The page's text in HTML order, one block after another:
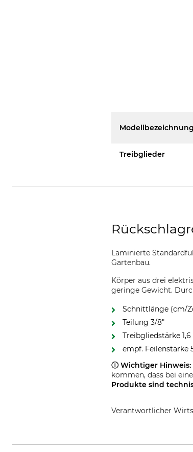
Modellbezeichnung
Treibglieder
Laminierte
Gartenbau.
Körper aus drei
geringe Gewicht.
Schnittlänge (cm/
Teilung 3/8"
Treibgliedstärke 1,6
empf. Feilenstärke
ⓘ Wichtiger Hinweis:
kommen, dass bei
Produkte sind
Verantwortlicher